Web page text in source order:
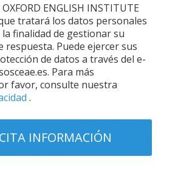
OXFORD ENGLISH INSTITUTE
tratará los datos personales
finalidad de gestionar su
respuesta. Puede ejercer sus
de datos a través del e-
Para más
favor, consulte nuestra
.